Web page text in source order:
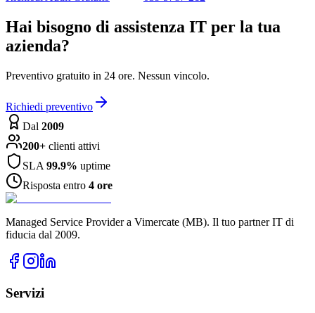
Hai bisogno di assistenza IT per la tua
azienda?
Preventivo gratuito in 24 ore. Nessun vincolo.
Richiedi preventivo
Dal 2009
200+ clienti attivi
SLA 99.9% uptime
Risposta entro 4 ore
Managed Service Provider a Vimercate (MB). Il tuo partner IT di
fiducia dal 2009.
Servizi